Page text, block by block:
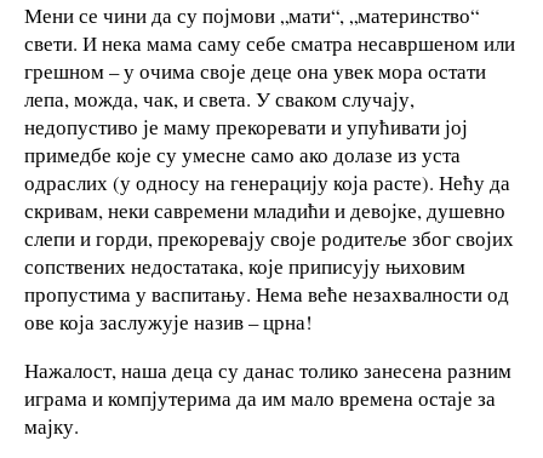
Мени се чини да су појмови „мати“, „материнство“
свети. И нека мама саму себе сматра несавршеном или
грешном – у очима своје деце она увек мора остати
лепа, можда, чак, и света. У сваком случају,
недопустиво је маму прекоревати и упућивати јој
примедбе које су умесне само ако долазе из уста
одраслих (у односу на генерацију која расте). Нећу да
скривам, неки савремени младићи и девојке, душевно
слепи и горди, прекоревају своје родитеље због својих
сопствених недостатака, које приписују њиховим
пропустима у васпитању. Нема веће незахвалности од
ове која заслужује назив – црна!
Нажалост, наша деца су данас толико занесена разним
играма и компјутерима да им мало времена остаје за
мајку.